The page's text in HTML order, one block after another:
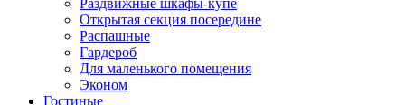
Раздвижные шкафы-купе
Открытая секция посередине
Распашные
Гардероб
Для маленького помещения
Эконом
Гостиные